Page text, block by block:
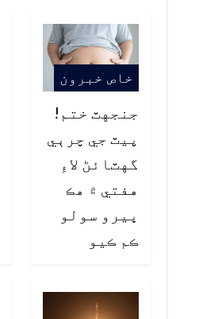
خاص خبرون
جنجهٽ ختم!
پيٽ جي چرٻي
گهٽائڻ لاءِ
هفتي ۾ هڪ
ڀيرو سولو
ڪم ڪيو